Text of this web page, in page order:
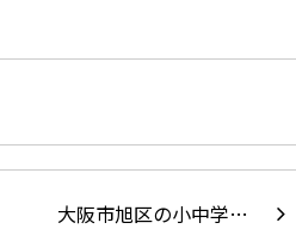
大阪市旭区の小中学…